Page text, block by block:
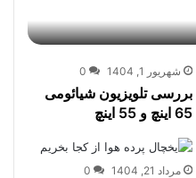
شهریور 1, 1404 0
بررسی تلویزیون شیائومی
65 اینچ و 55 اینچ
مرداد 21, 1404 0